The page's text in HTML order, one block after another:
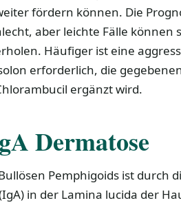
fördern können. Die
aber leichte Fälle
Häufiger ist eine
erforderlich, die
ergänzt wird.
Dermatose
Pemphigoids ist durch
in der Lamina lucida der